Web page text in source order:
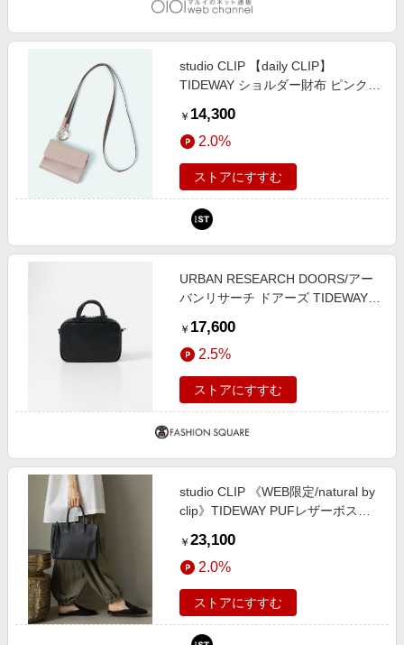
旅行・レジャー・ホテル予約
生活・お役立ち
金融・マネー・保険
デジタルコンテンツ
ビジネス・その他サービス
Qoo10メガポ
Samsung ボーナスキャンペーン
週末の高還元 夏の長期版
studio CLIP 【daily CLIP】
TIDEWAY ショルダー財布 ピンク
リップ 106227 and ST アンドエス
ティ（旧ドットエスティ）
￥ 14,300
2.0%
ストアにすすむ
URBAN RESEARCH DOORS/アー
バンリサーチ ドアーズ TIDEWAY
￥ 17,600
2.5%
ストアにすすむ
studio CLIP 《WEB限定/natural by
clip》TIDEWAY PUFレザーボスト
ｒａｌ ｂｙ ＣＬＩＰ スタジオクリ
ップ 291343 and ST アンドエステ
ィ（旧ドットエスティ）
￥ 23,100
2.0%
ストアにすすむ